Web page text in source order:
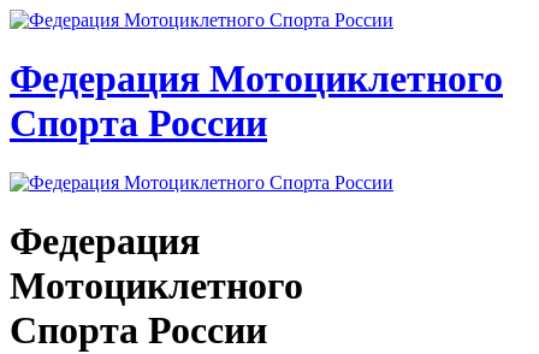
Федерация Мотоциклетного
Спорта России
Федерация
Мотоциклетного
Спорта России